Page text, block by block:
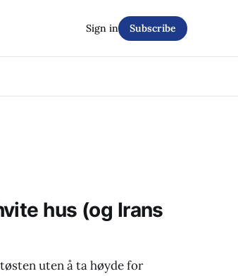
Sign in Subscribe
hus (og Irans
uten å ta høyde for